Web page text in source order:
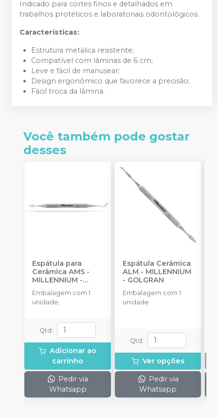
Indicado para cortes finos e detalhados em
trabalhos protéticos e laboratoriais odontológicos.
Características:
Estrutura metálica resistente;
Compatível com lâminas de 6 cm;
Leve e fácil de manusear;
Design ergonômico que favorece a precisão;
Fácil troca da lâmina.
Você também pode gostar
desses
Espátula para
Cerâmica AMS -
MILLENNIUM -
GOLGRAN
Embalagem com 1
unidade.
Qtd :
Adicionar ao
carrinho
Pedir via
Whatsapp
Espátula Cerâmica
ALM - MILLENNIUM
- GOLGRAN
Embalagem com 1
unidade
Qtd :
Ver opções
Pedir via
Whatsapp